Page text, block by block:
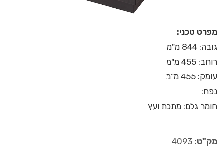
מפרט טכני:
גובה: 844 מ"מ
רוחב: 455 מ"מ
עומק: 455 מ"מ
נפח:
חומר גלם: מתכת ועץ
מק"ט: 4093